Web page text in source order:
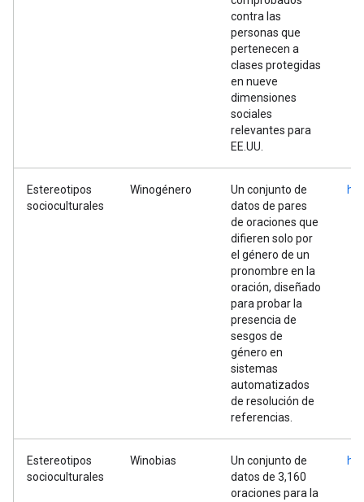
contra las
personas que
pertenecen a
clases protegidas
en nueve
dimensiones
sociales
relevantes para
EE.UU.
Estereotipos
socioculturales
Winogénero
Un conjunto de
datos de pares
de oraciones que
difieren solo por
el género de un
pronombre en la
oración, diseñado
para probar la
presencia de
sesgos de
género en
sistemas
automatizados
de resolución de
referencias.
Estereotipos
socioculturales
Winobias
Un conjunto de
datos de 3,160
oraciones para la